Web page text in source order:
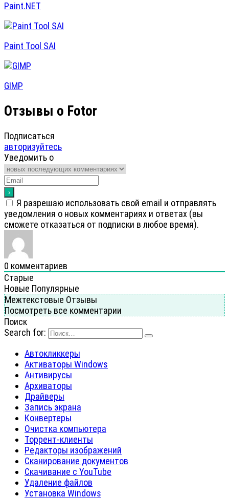
Paint.NET
Paint Tool SAI
GIMP
Отзывы о Fotor
Подписаться
авторизуйтесь
Уведомить о
Я разрешаю использовать свой email и отправлять
уведомления о новых комментариях и ответах (вы
cможете отказаться от подписки в любое время).
0 комментариев
Старые
Новые Популярные
Межтекстовые Отзывы
Посмотреть все комментарии
Поиск
Search for:
Автокликкеры
Активаторы Windows
Антивирусы
Архиваторы
Драйверы
Запись экрана
Конвертеры
Очистка компьютера
Торрент-клиенты
Редакторы изображений
Сканирование документов
Скачивание с YouTube
Удаление файлов
Установка Windows